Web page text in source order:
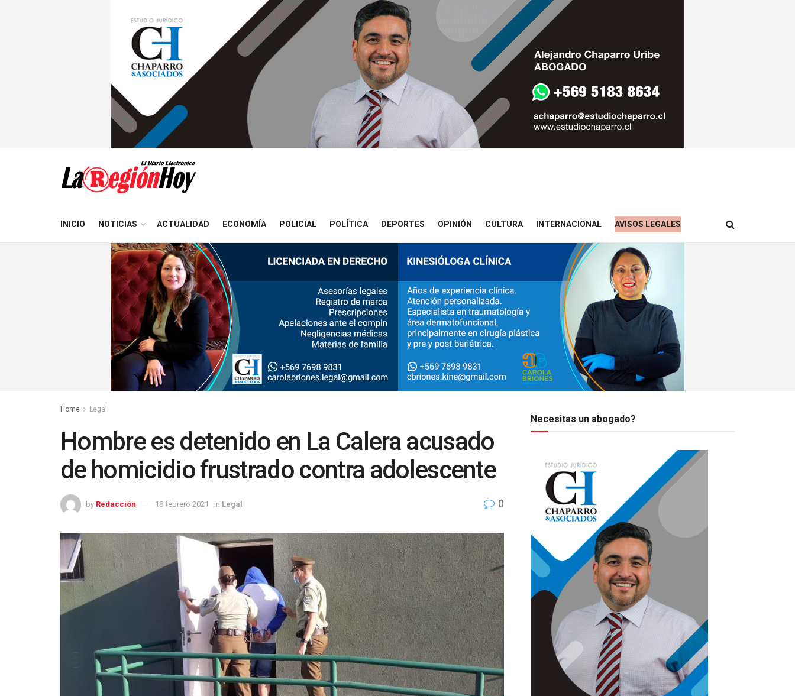
INICIO NOTICIAS ACTUALIDAD ECONOMÍA POLICIAL POLÍTICA DEPORTES OPINIÓN CULTURA INTERNACIONAL AVISOS LEGALES
Home Legal
Hombre es detenido en La Calera acusado
de homicidio frustrado contra adolescente
by Redacción 18 febrero 2021 in Legal 0
Necesitas un abogado?